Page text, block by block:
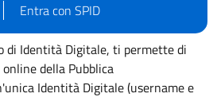
Entra con SPID
di Identità Digitale, ti permette di
della Pubblica
Identità Digitale (username e